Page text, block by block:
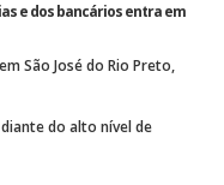
e dos bancários entra em
São José do Rio Preto,
do alto nível de